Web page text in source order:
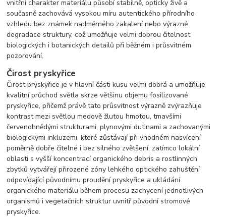
vnitřní charakter materiálu působí stabilně, opticky živě a
současně zachovává vysokou míru autentického přírodního
vzhledu bez známek nadměrného zakalení nebo výrazné
degradace struktury, což umožňuje velmi dobrou čitelnost
biologických i botanických detailů při běžném i průsvitném
pozorování.
Čirost pryskyřice
Čirost pryskyřice je v hlavní části kusu velmi dobrá a umožňuje
kvalitní průchod světla skrze většinu objemu fosilizované
pryskyřice, přičemž právě tato průsvitnost výrazně zvýrazňuje
kontrast mezi světlou medově žlutou hmotou, tmavšími
červenohnědými strukturami, plynovými dutinami a zachovanými
biologickými inkluzemi, které zůstávají při vhodném nasvícení
poměrně dobře čitelné i bez silného zvětšení, zatímco lokální
oblasti s vyšší koncentrací organického debris a rostlinných
zbytků vytvářejí přirozené zóny lehkého optického zahuštění
odpovídající původnímu proudění pryskyřice a ukládání
organického materiálu během procesu zachycení jednotlivých
organismů i vegetačních struktur uvnitř původní stromové
pryskyřice.